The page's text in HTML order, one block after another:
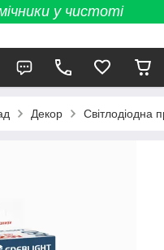
у чистоті
Декор Світлодіодна